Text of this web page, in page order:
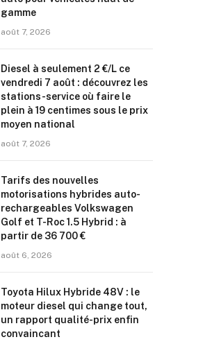
gamme
août 7, 2026
Diesel à seulement 2 €/L ce
vendredi 7 août : découvrez les
stations-service où faire le
plein à 19 centimes sous le prix
moyen national
août 7, 2026
Tarifs des nouvelles
motorisations hybrides auto-
rechargeables Volkswagen
Golf et T-Roc 1.5 Hybrid : à
partir de 36 700 €
août 6, 2026
Toyota Hilux Hybride 48V : le
moteur diesel qui change tout,
un rapport qualité-prix enfin
convaincant